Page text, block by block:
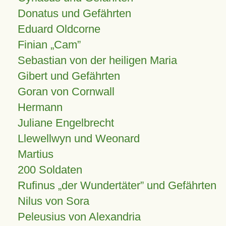
Donatus und Gefährten
Eduard Oldcorne
Finian Cam
Sebastian von der heiligen Maria
Gibert und Gefährten
Goran von Cornwall
Hermann
Juliane Engelbrecht
Llewellwyn und Weonard
Martius
200 Soldaten
Rufinus „der Wundertäter” und Gefährten
Nilus von Sora
Peleusius von Alexandria